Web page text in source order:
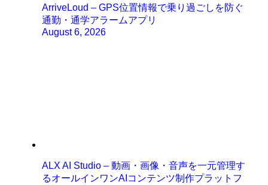
ArriveLoud – GPS位置情報で乗り過ごしを防ぐ
通勤・通学アラームアプリ
August 6, 2026
ALX AI Studio – 動画・画像・音声を一元管理す
るオールインワンAIコンテンツ制作プラットフ